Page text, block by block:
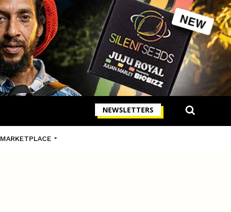
NEWSLETTERS
MARKETPLACE